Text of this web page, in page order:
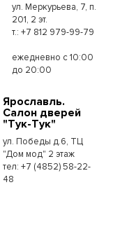
ул. Меркурьева, 7, п.
201, 2 эт.
т.: +7 812 979-99-79
ежедневно с 10:00
до 20:00
Ярославль.
Салон дверей
"Тук-Тук"
ул. Победы д.6, ТЦ
"Дом мод" 2 этаж
тел: +7 (4852) 58-22-
48